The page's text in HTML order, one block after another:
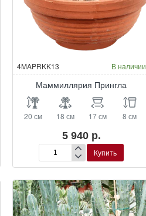
4MAPRKK13 В наличии
Маммиллярия Прингла
20 см 18 см 17 см 8 см
5 940 р.
Маммиллярия
Прингла
Купить